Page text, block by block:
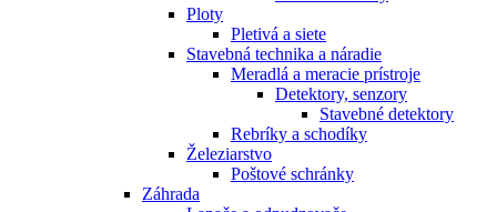
Ploty
Pletivá a siete
Stavebná technika a náradie
Meradlá a meracie prístroje
Detektory, senzory
Stavebné detektory
Rebríky a schodíky
Železiarstvo
Poštové schránky
Záhrada